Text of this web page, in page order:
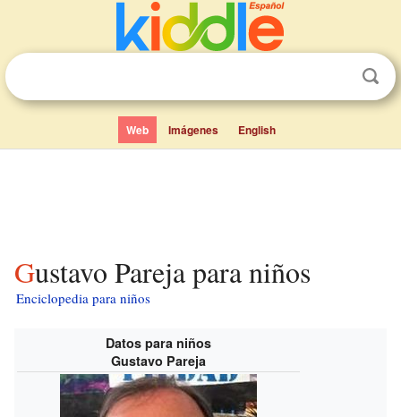
Web Imágenes English
Gustavo Pareja para niños
Enciclopedia para niños
Datos para niños
Gustavo Pareja